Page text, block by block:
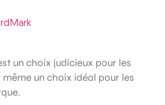
un choix judicieux pour les
un choix idéal pour les